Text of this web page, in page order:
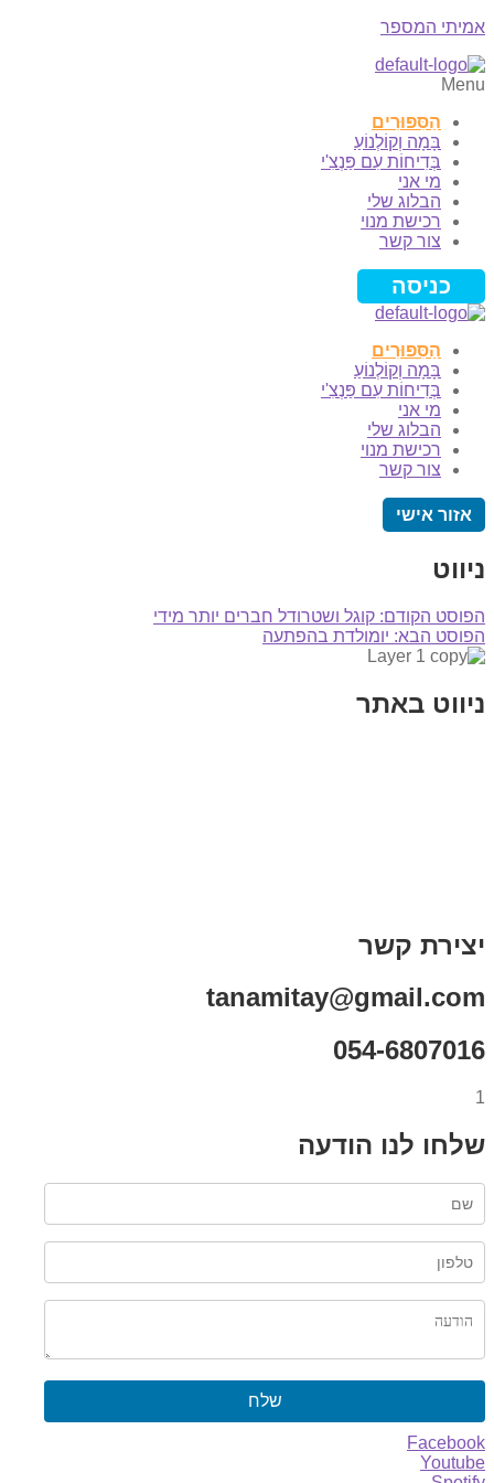
אמיתי המספר
Menu
הַסִּפּוּרִים
בָּמָה וְקוֹלְנוֹעַ
בְּדִיחוֹת עִם פַּנְצִ'י
מי אני
הבלוג שלי
רכישת מנוי
צור קשר
כניסה
הַסִּפּוּרִים
בָּמָה וְקוֹלְנוֹעַ
בְּדִיחוֹת עִם פַּנְצִ'י
מי אני
הבלוג שלי
רכישת מנוי
צור קשר
אזור אישי
ניווט
הפוסט הקודם: קוגל ושטרודל חברים יותר מידי
הפוסט הבא: יומולדת בהפתעה
ניווט באתר
יצירת קשר
tanamitay@gmail.com
054-6807016
1
שלחו לנו הודעה
שלח
Facebook
Youtube